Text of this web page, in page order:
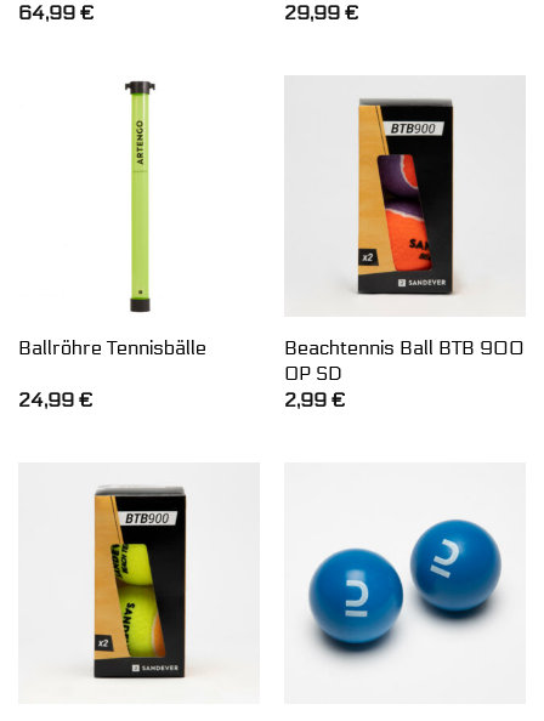
64,99 € 29,99 €
Ballröhre Tennisbälle
24,99 €
Beachtennis Ball BTB 900
OP SD
2,99 €